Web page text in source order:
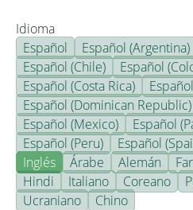
Idioma
Español
Español (Argentina)
Español (Chile)
Español
Español (Costa Rica)
Español (Dominican Republic)
Español (Mexico)
Español
Español (Peru)
Español
Inglés
Árabe Alemán
Hindi
Italiano Coreano
Ucraniano
Chino